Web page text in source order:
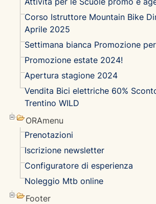
Corso Istruttore Mountain Bike
Aprile 2025
Settimana bianca Promozione
Promozione estate 2024!
Apertura stagione 2024
Vendita Bici elettriche 60%
Trentino WILD
ORAmenu
Prenotazioni
Iscrizione newsletter
Configuratore di esperienza
Noleggio Mtb online
Footer